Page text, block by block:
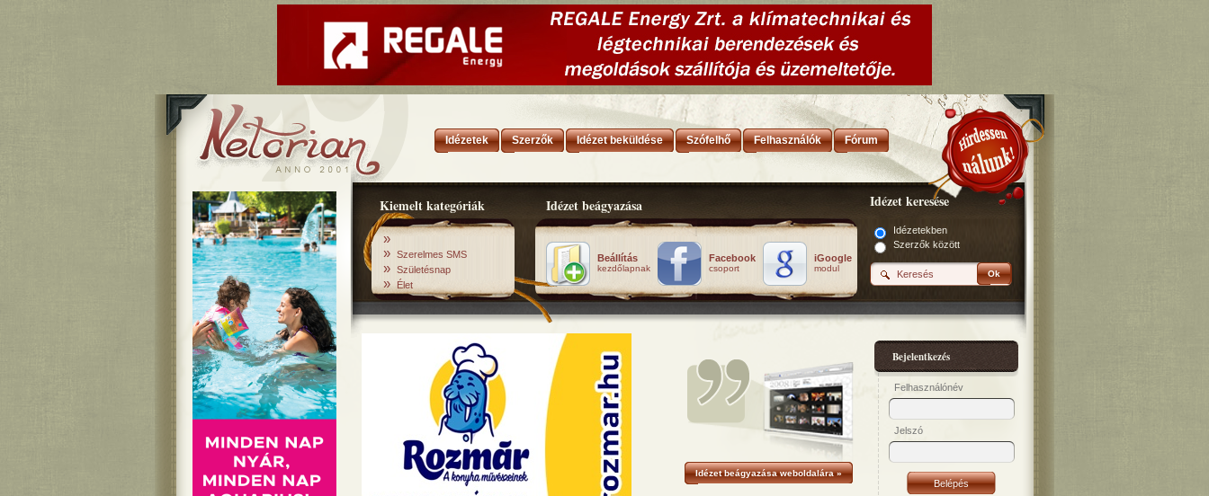
Idézetek Szerzők Idézet beküldése Szófelhő Felhasználók Fórum
Kiemelt kategóriák
»
» Szerelmes SMS
» Születésnap
» Élet
Idézet beágyazása
Beállítás
kezdőlapnak
Facebook
csoport
iGoogle
modul
Idézet keresése
Idézetekben
Szerzők között
Ok
Idézet beágyazása weboldalára »
Bejelentkezés
Felhasználónév
Jelszó